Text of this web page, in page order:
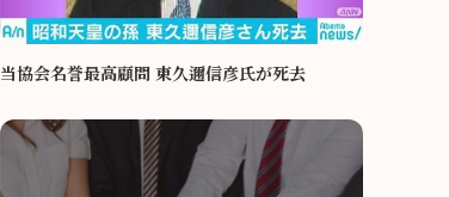
当協会名誉最高顧問 東久邇信彦氏が死去